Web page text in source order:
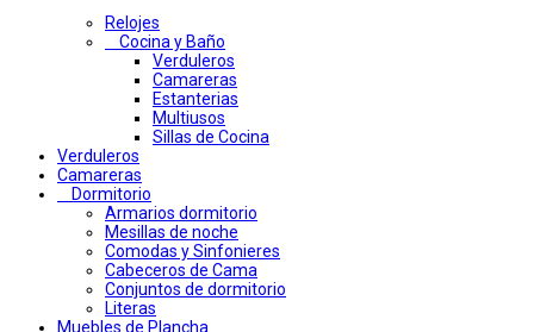
Relojes
Cocina y Baño
Verduleros
Camareras
Estanterias
Multiusos
Sillas de Cocina
Verduleros
Camareras
Dormitorio
Armarios dormitorio
Mesillas de noche
Comodas y Sinfonieres
Cabeceros de Cama
Conjuntos de dormitorio
Literas
Muebles de Plancha